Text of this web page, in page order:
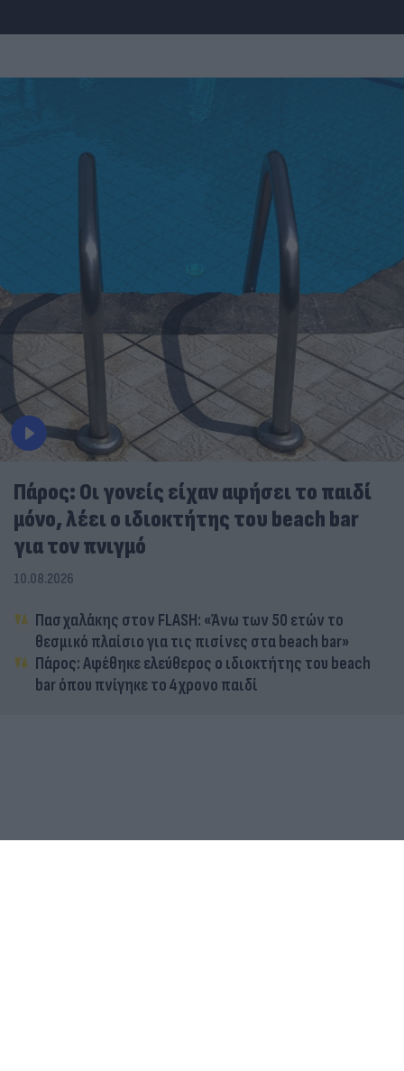
Πάρος: Οι γονείς είχαν αφήσει το παιδί
μόνο, λέει ο ιδιοκτήτης του beach bar
για τον πνιγμό
10.08.2026
Πασχαλάκης στον FLASH: «Άνω των 50 ετών το
θεσμικό πλαίσιο για τις πισίνες στα beach bar»
Πάρος: Αφέθηκε ελεύθερος ο ιδιοκτήτης του beach
bar όπου πνίγηκε το 4χρονο παιδί